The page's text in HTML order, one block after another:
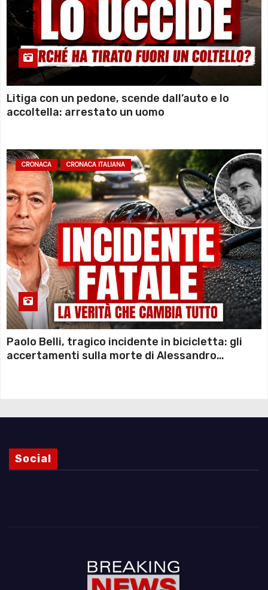
Litiga con un pedone, scende dall’auto e lo
accoltella: arrestato un uomo
CRONACA CRONACA ITALIANA
Paolo Belli, tragico incidente in bicicletta: gli
accertamenti sulla morte di Alessandro
Social